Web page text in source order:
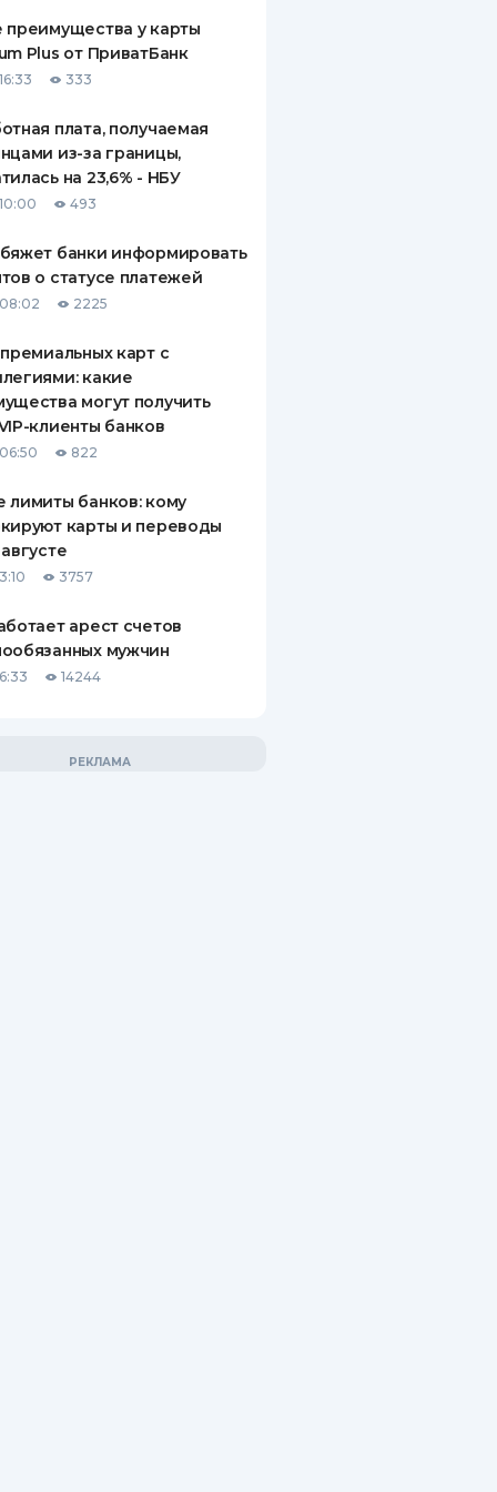
преимущества у карты
Plus от ПриватБанк
333
плата, получаемая
из-за границы,
на 23,6% - НБУ
493
банки информировать
о статусе платежей
2225
карт с
какие
могут получить
клиенты банков
822
лимиты банков: кому
карты и переводы
3757
арест счетов
мужчин
14244